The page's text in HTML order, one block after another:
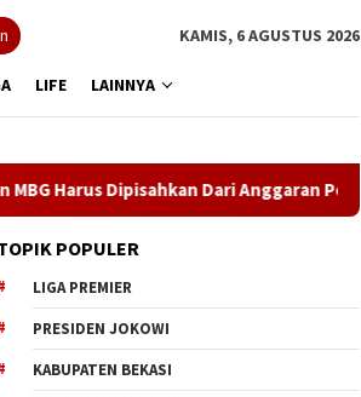
KAMIS, 6 AGUSTUS 2026
LIFE LAINNYA
Dipisahkan Dari Anggaran Pendidikan
POPULER
LIGA PREMIER
PRESIDEN JOKOWI
KABUPATEN BEKASI